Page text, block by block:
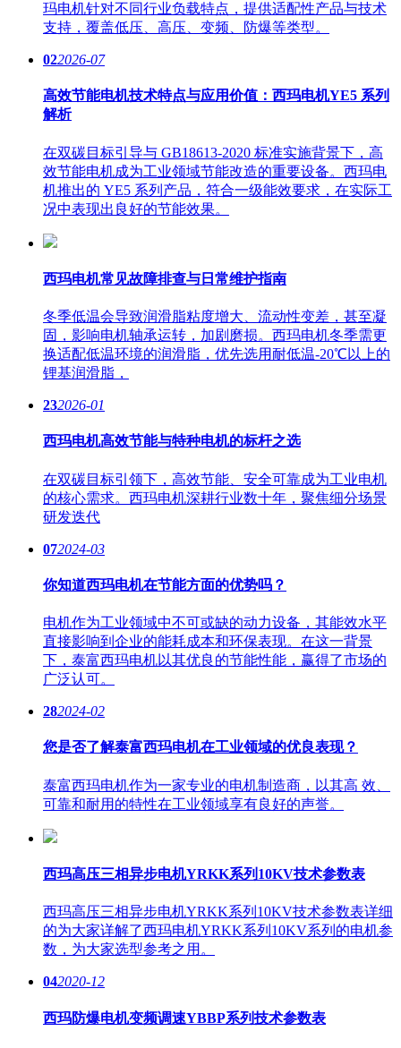
玛电机针对不同行业负载特点，提供适配性产品与技术
支持，覆盖低压、高压、变频、防爆等类型。
022026-07
高效节能电机技术特点与应用价值：西玛电机YE5 系列
解析
在双碳目标引导与 GB18613-2020 标准实施背景下，高
效节能电机成为工业领域节能改造的重要设备。西玛电
机推出的 YE5 系列产品，符合一级能效要求，在实际工
况中表现出良好的节能效果。
西玛电机常见故障排查与日常维护指南
冬季低温会导致润滑脂粘度增大、流动性变差，甚至凝
固，影响电机轴承运转，加剧磨损。西玛电机冬季需更
换适配低温环境的润滑脂，优先选用耐低温-20℃以上的
锂基润滑脂，
232026-01
西玛电机高效节能与特种电机的标杆之选
在双碳目标引领下，高效节能、安全可靠成为工业电机
的核心需求。西玛电机深耕行业数十年，聚焦细分场景
研发迭代
072024-03
你知道西玛电机在节能方面的优势吗？
电机作为工业领域中不可或缺的动力设备，其能效水平
直接影响到企业的能耗成本和环保表现。在这一背景
下，泰富西玛电机以其优良的节能性能，赢得了市场的
广泛认可。
282024-02
您是否了解泰富西玛电机在工业领域的优良表现？
泰富西玛电机作为一家专业的电机制造商，以其高 效、
可靠和耐用的特性在工业领域享有良好的声誉。
西玛高压三相异步电机YRKK系列10KV技术参数表
西玛高压三相异步电机YRKK系列10KV技术参数表详细
的为大家详解了西玛电机YRKK系列10KV系列的电机参
数，为大家选型参考之用。
042020-12
西玛防爆电机变频调速YBBP系列技术参数表